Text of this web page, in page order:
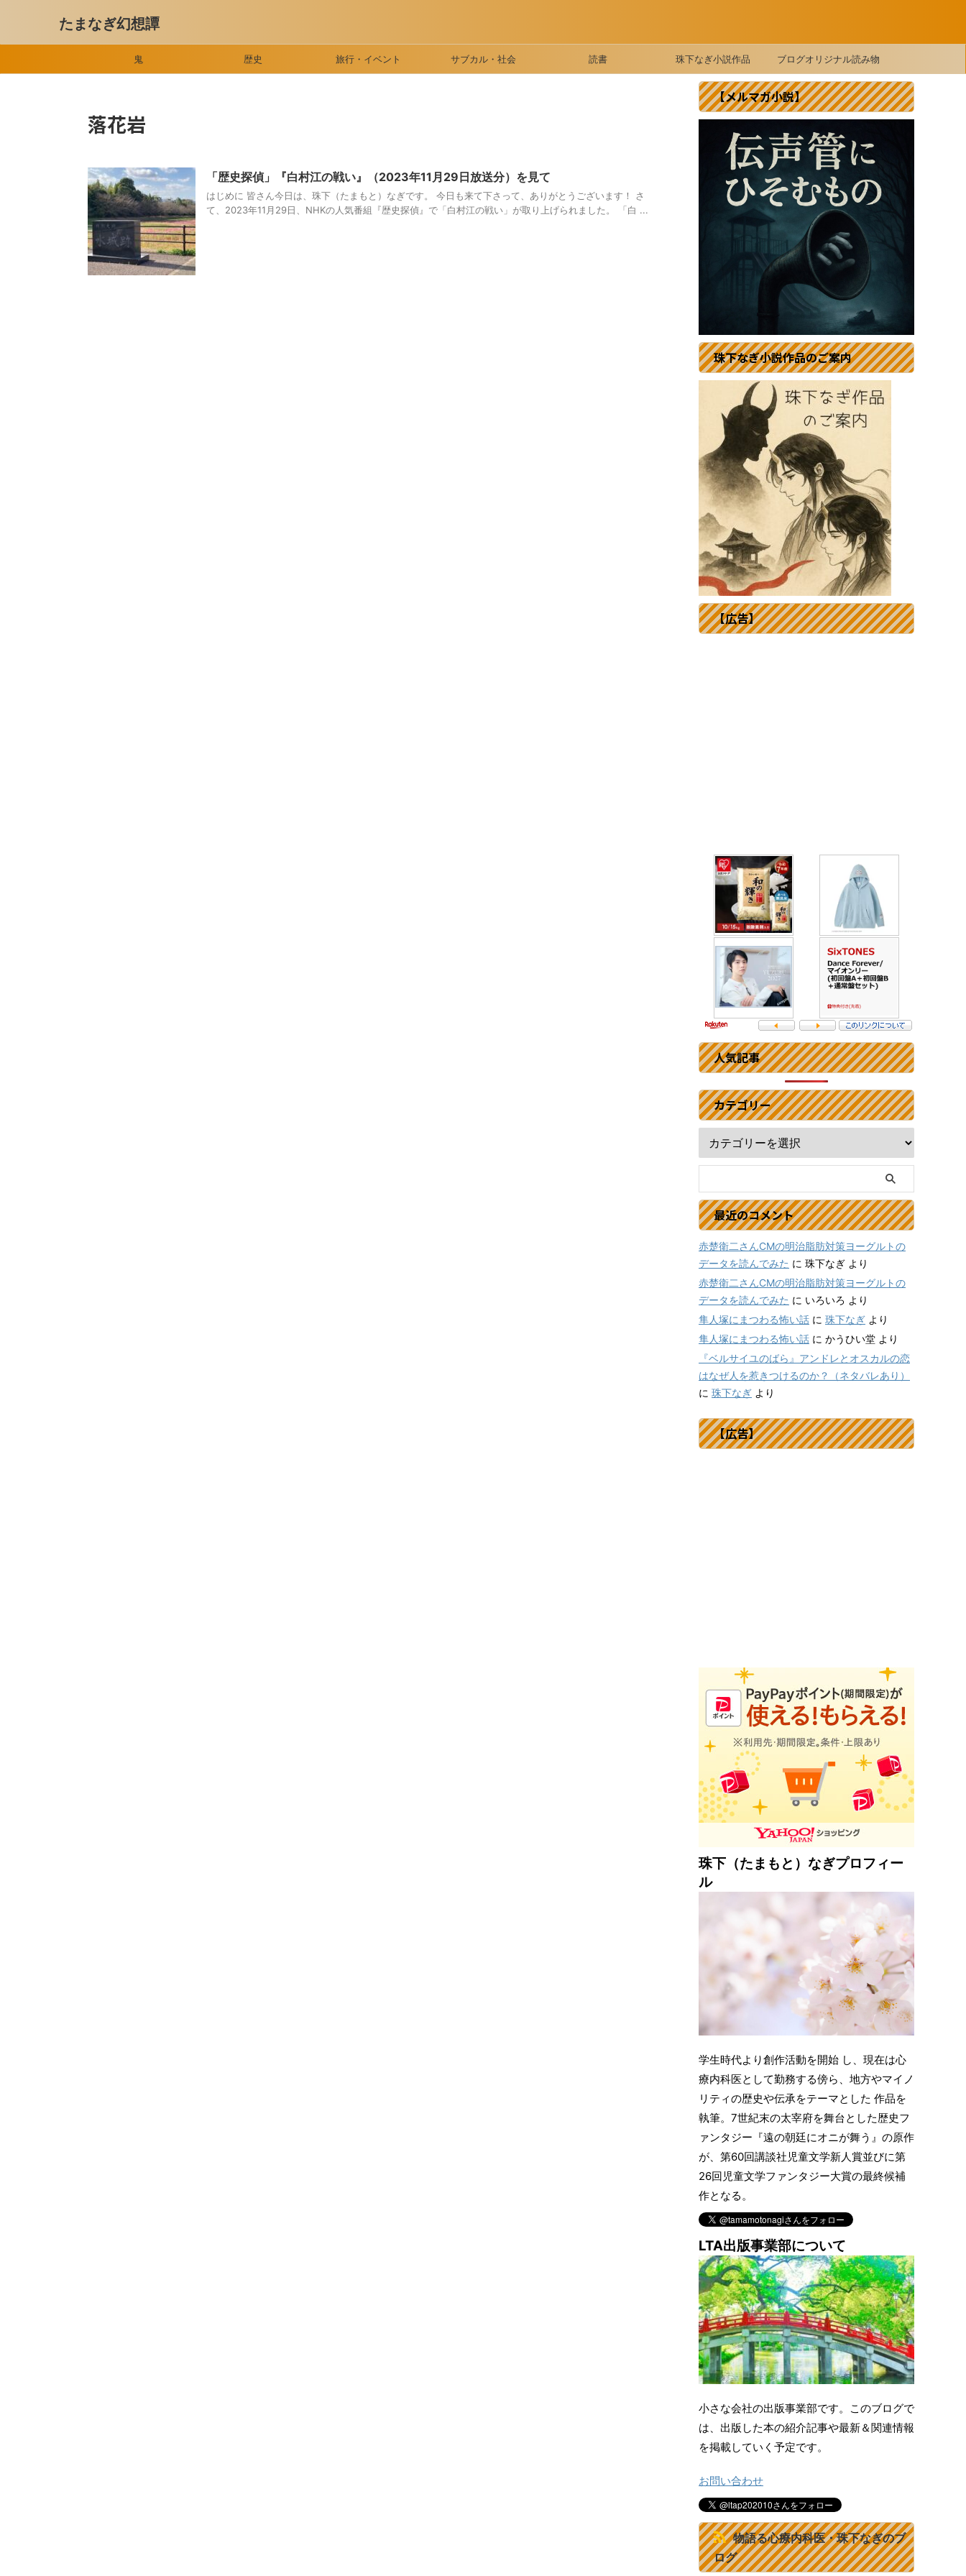
たまなぎ幻想譚
鬼 歴史 旅行・イベント サブカル・社会 読書 珠下なぎ小説作品 ブログオリジナル読み物
落花岩
「歴史探偵」『白村江の戦い』（2023年11月29日放送分）を見て
はじめに 皆さん今日は、珠下（たまもと）なぎです。 今日も来て下さって、ありがとうございます！ さ
て、2023年11月29日、NHKの人気番組『歴史探偵』で「白村江の戦い」が取り上げられました。 「白 ...
【メルマガ小説】
珠下なぎ小説作品のご案内
【広告】
人気記事
カテゴリー
最近のコメント
赤楚衛二さんCMの明治脂肪対策ヨーグルトの
データを読んでみた に 珠下なぎ より
赤楚衛二さんCMの明治脂肪対策ヨーグルトの
データを読んでみた に いろいろ より
隼人塚にまつわる怖い話 に 珠下なぎ より
隼人塚にまつわる怖い話 に かうひい堂 より
『ベルサイユのばら』アンドレとオスカルの恋
はなぜ人を惹きつけるのか？（ネタバレあり）
に 珠下なぎ より
【広告】
珠下（たまもと）なぎプロフィー
ル
学生時代より創作活動を開始 し、現在は心
療内科医として勤務する傍ら、地方やマイノ
リティの歴史や伝承をテーマとした 作品を
執筆。7世紀末の太宰府を舞台とした歴史フ
ァンタジー『遠の朝廷にオニが舞う』の原作
が、第60回講談社児童文学新人賞並びに第
26回児童文学ファンタジー大賞の最終候補
作となる。
LTA出版事業部について
小さな会社の出版事業部です。このブログで
は、出版した本の紹介記事や最新＆関連情報
を掲載していく予定です。
お問い合わせ
物語る心療内科医・珠下なぎのブ
ログ